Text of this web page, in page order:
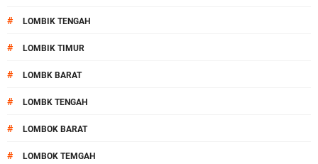
# LOMBIK TENGAH
# LOMBIK TIMUR
# LOMBK BARAT
# LOMBK TENGAH
# LOMBOK BARAT
# LOMBOK TEMGAH